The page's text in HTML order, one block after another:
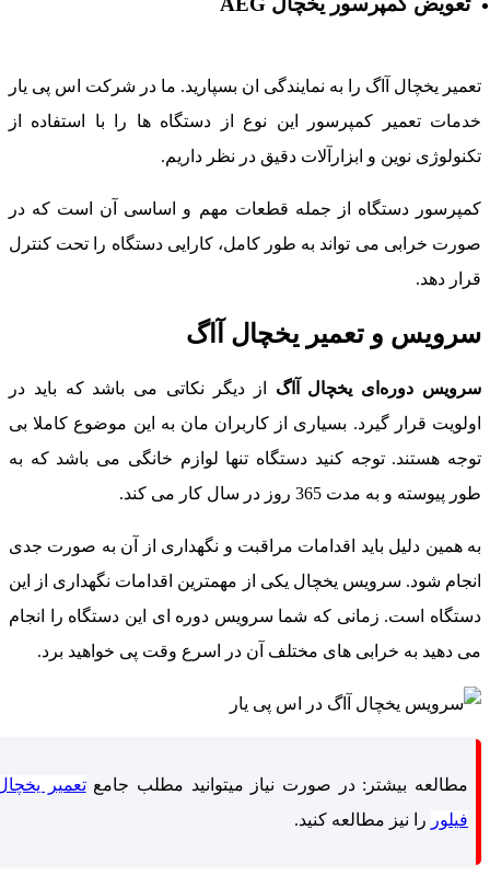
یخچال آاگ را به نمایندگی ان بسپارید. ما در شرکت اس پی یار
تعمیر کمپرسور این نوع از دستگاه ها را با استفاده از
نوین و ابزارآلات دقیق در نظر داریم.
دستگاه از جمله قطعات مهم و اساسی آن است که در
خرابی می تواند به طور کامل، کارایی دستگاه را تحت کنترل
دهد.
و تعمیر یخچال آاگ
دوره‌ای یخچال آاگاز دیگر نکاتی می باشد که باید در
قرار گیرد. بسیاری از کاربران مان به این موضوع کاملا بی
هستند. توجه کنید دستگاه تنها لوازم خانگی می باشد که به
پیوسته و به مدت 365 روز در سال کار می کند.
همین دلیل باید اقدامات مراقبت و نگهداری از آن به صورت جدی
شود. سرویس یخچال یکی از مهمترین اقدامات نگهداری از این
است. زمانی که شما سرویس دوره ای این دستگاه را انجام
دهید به خرابی های مختلف آن در اسرع وقت پی خواهید برد.
مطالعه بیشتر: در صورت نیاز میتوانید مطلب جامعتعمیر یخچال
فیلوررا نیز مطالعه کنید.